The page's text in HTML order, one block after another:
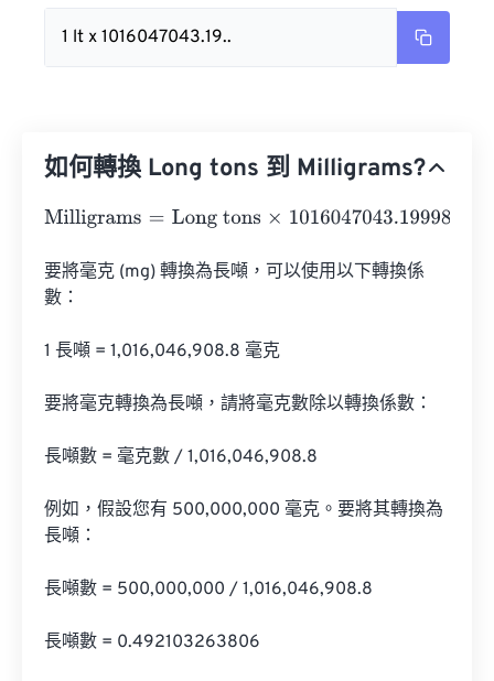
1 lt x 1016047043.19..
如何轉換 Long tons 到 Milligrams?
Milligrams=Long tons×1016047043.199982
要將毫克 (mg) 轉換為長噸，可以使用以下轉換係
數：
1 長噸 = 1,016,046,908.8 毫克
要將毫克轉換為長噸，請將毫克數除以轉換係數：
長噸數 = 毫克數 / 1,016,046,908.8
例如，假設您有 500,000,000 毫克。要將其轉換為
長噸：
長噸數 = 500,000,000 / 1,016,046,908.8
長噸數 = 0.492103263806